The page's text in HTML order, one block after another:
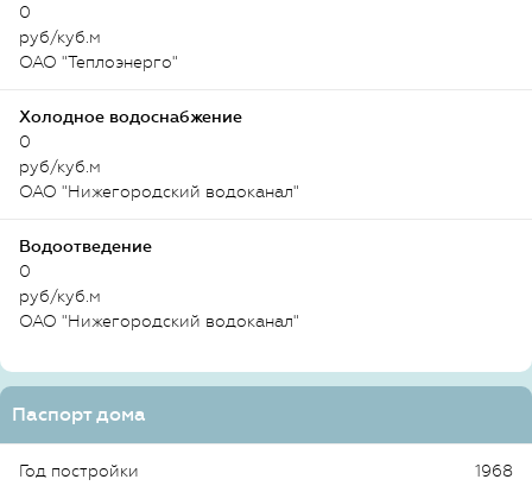
0
руб/куб.м
ОАО "Теплоэнерго"
Холодное водоснабжение
0
руб/куб.м
ОАО "Нижегородский водоканал"
Водоотведение
0
руб/куб.м
ОАО "Нижегородский водоканал"
Паспорт дома
Год постройки 1968